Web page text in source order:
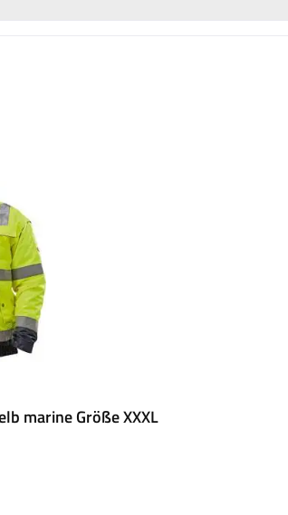
marine Größe XXXL